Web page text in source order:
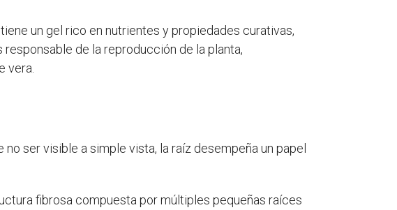
un gel rico en nutrientes y propiedades curativas,
de la reproducción de la planta,
vera.
ser visible a simple vista, la raíz desempeña un papel
fibrosa compuesta por múltiples pequeñas raíces